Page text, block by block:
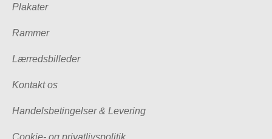
Plakater
Rammer
Lærredsbilleder
Kontakt os
Handelsbetingelser & Levering